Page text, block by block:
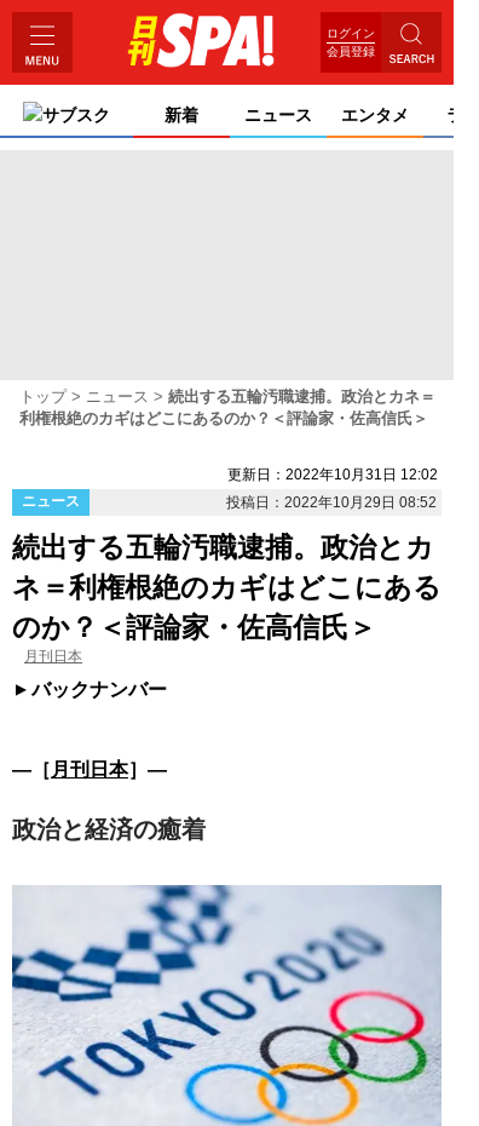
ログイン
会員登録
サブスク 新着 ニュース エンタメ ライ
トップ ニュース
続出する五輪汚職逮捕。政治とカネ＝
利権根絶のカギはどこにあるのか？＜評論家・佐高信氏＞
更新日：2022年10月31日 12:02
ニュース
投稿日：2022年10月29日 08:52
続出する五輪汚職逮捕。政治とカ
ネ＝利権根絶のカギはどこにある
のか？＜評論家・佐高信氏＞
月刊日本
バックナンバー
―［ 月刊日本］―
政治と経済の癒着